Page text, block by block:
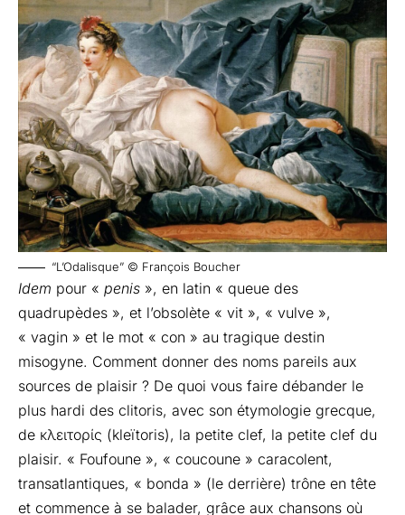
“L’Odalisque” © François Boucher
Idem pour « penis », en latin « queue des
quadrupèdes », et l’obsolète « vit », « vulve »,
« vagin » et le mot « con » au tragique destin
misogyne. Comment donner des noms pareils aux
sources de plaisir ? De quoi vous faire débander le
plus hardi des clitoris, avec son étymologie grecque,
de κλειτορίς (kleïtoris), la petite clef, la petite clef du
plaisir. « Foufoune », « coucoune » caracolent,
transatlantiques, « bonda » (le derrière) trône en tête
et commence à se balader, grâce aux chansons où